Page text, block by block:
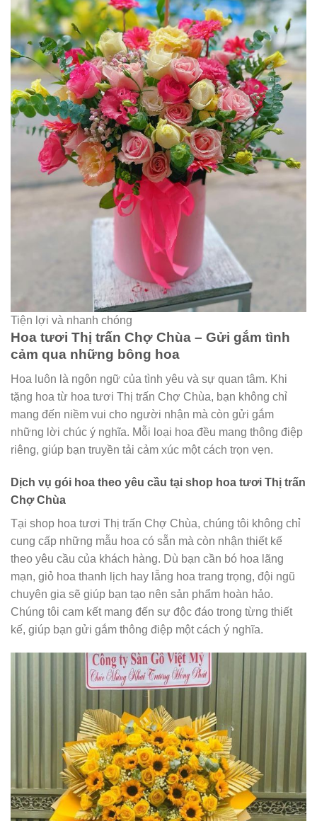
Tiện lợi và nhanh chóng
Hoa tươi Thị trấn Chợ Chùa – Gửi gắm tình
cảm qua những bông hoa
Hoa luôn là ngôn ngữ của tình yêu và sự quan tâm. Khi
tặng hoa từ hoa tươi Thị trấn Chợ Chùa, bạn không chỉ
mang đến niềm vui cho người nhận mà còn gửi gắm
những lời chúc ý nghĩa. Mỗi loại hoa đều mang thông điệp
riêng, giúp bạn truyền tải cảm xúc một cách trọn vẹn.
Dịch vụ gói hoa theo yêu cầu tại shop hoa tươi Thị trấn
Chợ Chùa
Tại shop hoa tươi Thị trấn Chợ Chùa, chúng tôi không chỉ
cung cấp những mẫu hoa có sẵn mà còn nhận thiết kế
theo yêu cầu của khách hàng. Dù bạn cần bó hoa lãng
mạn, giỏ hoa thanh lịch hay lẵng hoa trang trọng, đội ngũ
chuyên gia sẽ giúp bạn tạo nên sản phẩm hoàn hảo.
Chúng tôi cam kết mang đến sự độc đáo trong từng thiết
kế, giúp bạn gửi gắm thông điệp một cách ý nghĩa.